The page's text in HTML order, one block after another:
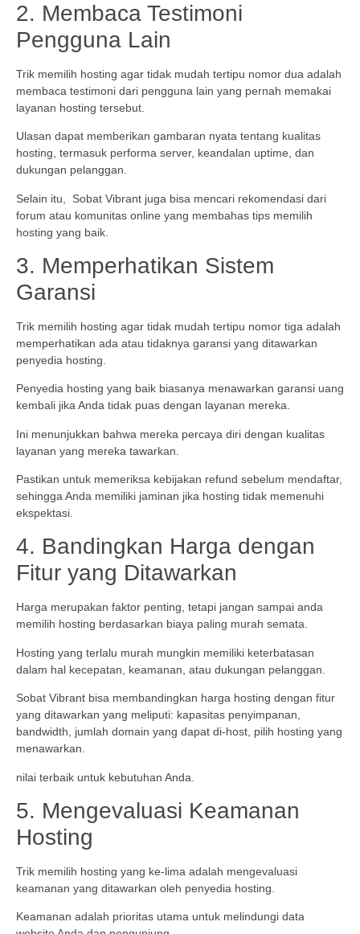
2. Membaca Testimoni
Pengguna Lain
Trik memilih hosting agar tidak mudah tertipu nomor dua adalah
membaca testimoni dari pengguna lain yang pernah memakai
layanan hosting tersebut.
Ulasan dapat memberikan gambaran nyata tentang kualitas
hosting, termasuk performa server, keandalan uptime, dan
dukungan pelanggan.
Selain itu, Sobat Vibrant juga bisa mencari rekomendasi dari
forum atau komunitas online yang membahas tips memilih
hosting yang baik.
3. Memperhatikan Sistem
Garansi
Trik memilih hosting agar tidak mudah tertipu nomor tiga adalah
memperhatikan ada atau tidaknya garansi yang ditawarkan
penyedia hosting.
Penyedia hosting yang baik biasanya menawarkan garansi uang
kembali jika Anda tidak puas dengan layanan mereka.
Ini menunjukkan bahwa mereka percaya diri dengan kualitas
layanan yang mereka tawarkan.
Pastikan untuk memeriksa kebijakan refund sebelum mendaftar,
sehingga Anda memiliki jaminan jika hosting tidak memenuhi
ekspektasi.
4. Bandingkan Harga dengan
Fitur yang Ditawarkan
Harga merupakan faktor penting, tetapi jangan sampai anda
memilih hosting berdasarkan biaya paling murah semata.
Hosting yang terlalu murah mungkin memiliki keterbatasan
dalam hal kecepatan, keamanan, atau dukungan pelanggan.
Sobat Vibrant bisa membandingkan harga hosting dengan fitur
yang ditawarkan yang meliputi: kapasitas penyimpanan,
bandwidth, jumlah domain yang dapat di-host, pilih hosting yang
menawarkan.
nilai terbaik untuk kebutuhan Anda.
5. Mengevaluasi Keamanan
Hosting
Trik memilih hosting yang ke-lima adalah mengevaluasi
keamanan yang ditawarkan oleh penyedia hosting.
Keamanan adalah prioritas utama untuk melindungi data